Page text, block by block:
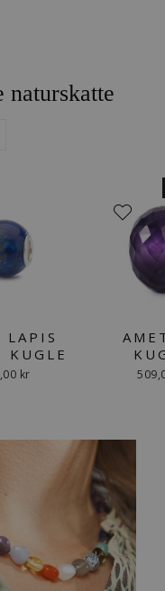
LAPIS
KUGLE
kr